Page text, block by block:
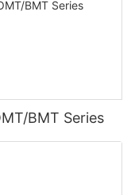
BMT Series